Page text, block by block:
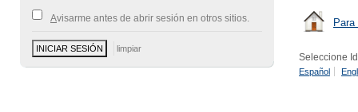
Avisarme antes de abrir sesión en otros sitios.
Seleccione
Español